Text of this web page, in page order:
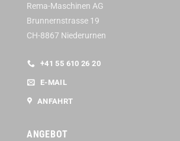
Rema-Maschinen AG
Brunnernstrasse 19
CH-8867 Niederurnen
+41 55 610 26 20
E-MAIL
ANFAHRT
ANGEBOT